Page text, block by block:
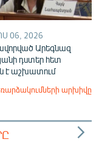
06, 2026
Արեգնազ
դստեր հետ
է աշխատում
արխիվը